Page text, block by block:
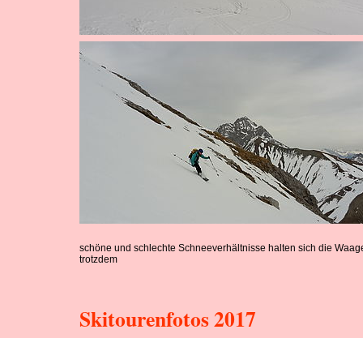
schöne und schlechte Schneeverhältnisse halten sich die
trotzdem
Skitourenfotos 2017